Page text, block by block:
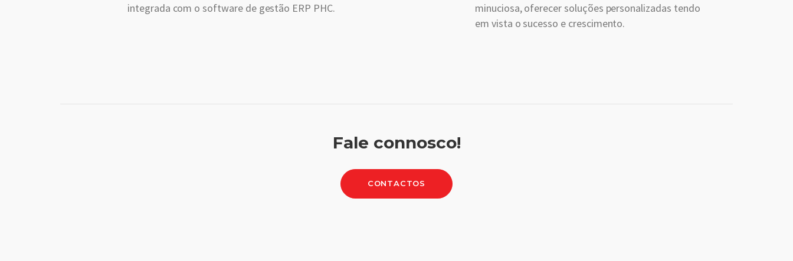
integrada com o software de gestão ERP PHC.
minuciosa, oferecer soluções personalizadas tendo
em vista o sucesso e crescimento.
Fale connosco!
CONTACTOS